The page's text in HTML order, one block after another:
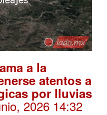
a la
atentos a
por lluvias
2026 14:32